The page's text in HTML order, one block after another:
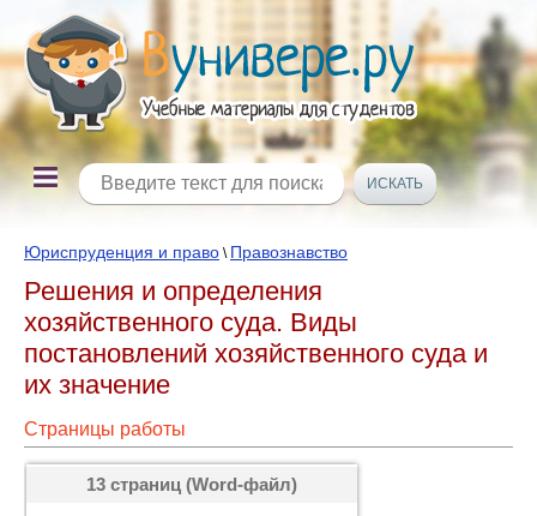
Юриспруденция и право \ Правознавство
Решения и определения
хозяйственного суда. Виды
постановлений хозяйственного суда и
их значение
Страницы работы
13 страниц (Word-файл)